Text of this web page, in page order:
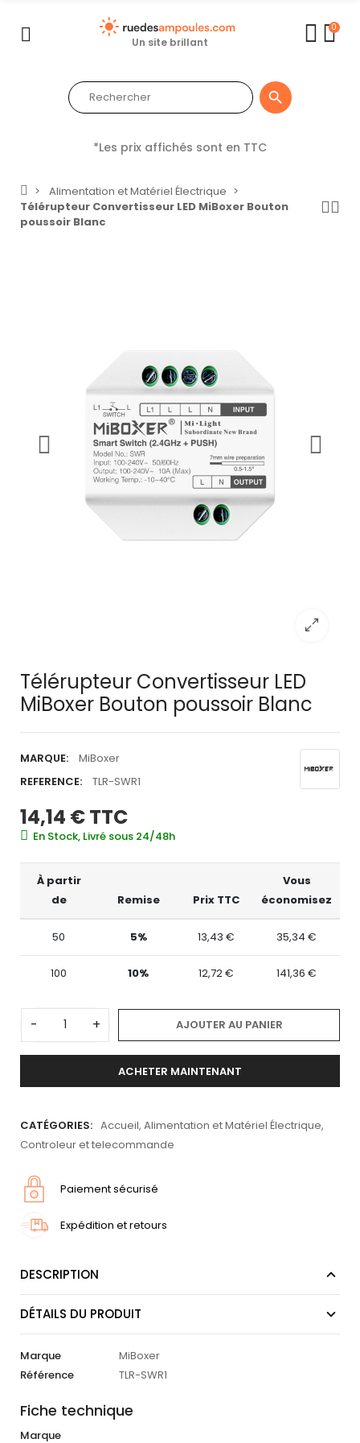
Un site brillant
0

*Les prix affichés sont en TTC
Alimentation et Matériel Électrique
Télérupteur Convertisseur LED MiBoxer Bouton
poussoir Blanc
Télérupteur Convertisseur LED
MiBoxer Bouton poussoir Blanc
MARQUE:
MiBoxer
REFERENCE:
TLR-SWR1
14,14 €TTC
En Stock, Livré sous 24/48h
À partir
de
Remise Prix TTC
Vous
économisez
50 5% 13,43 € 35,34 €
100 10% 12,72 € 141,36 €
- + AJOUTER AU PANIER
ACHETER MAINTENANT
CATÉGORIES: Accueil, Alimentation et Matériel Électrique,
Controleur et telecommande
Paiement sécurisé
Expédition et retours
DESCRIPTION
DÉTAILS DU PRODUIT
Marque
MiBoxer
Référence
TLR-SWR1
Fiche technique
Marque